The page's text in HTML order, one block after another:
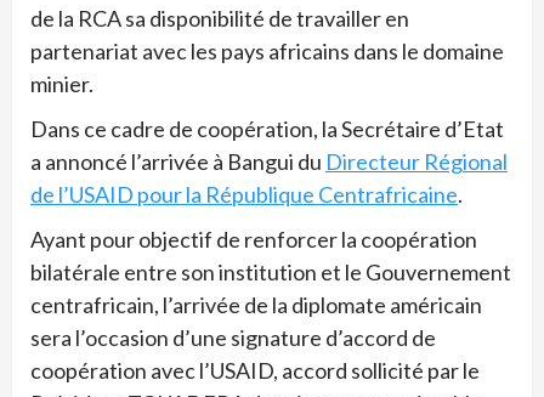
de la RCA sa disponibilité de travailler en
partenariat avec les pays africains dans le domaine
minier.
Dans ce cadre de coopération, la Secrétaire d’Etat
a annoncé l’arrivée à Bangui du Directeur Régional
de l’USAID pour la République Centrafricaine.
Ayant pour objectif de renforcer la coopération
bilatérale entre son institution et le Gouvernement
centrafricain, l’arrivée de la diplomate américain
sera l’occasion d’une signature d’accord de
coopération avec l’USAID, accord sollicité par le